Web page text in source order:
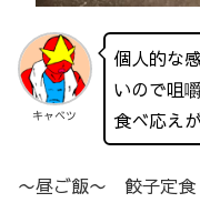
キャベツ
個人的な
いので咀
食べ応え
〜昼ご飯〜 餃子定食